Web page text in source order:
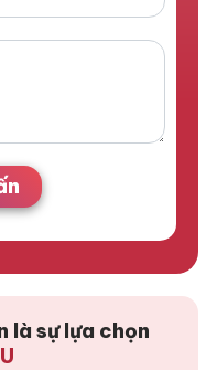
là sự lựa chọn